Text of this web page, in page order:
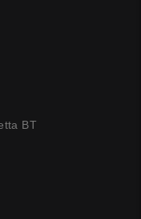
BT